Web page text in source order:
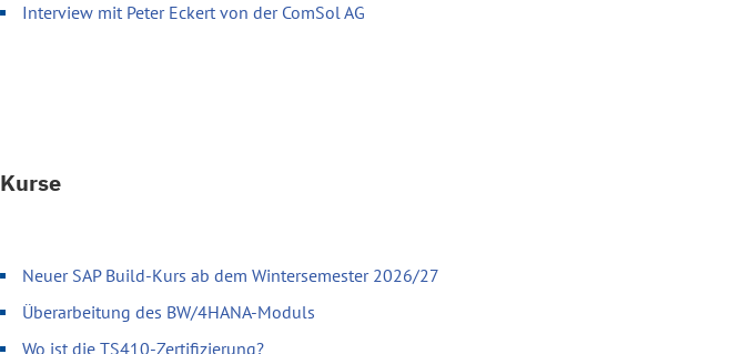
Interview mit Peter Eckert von der ComSol AG
Kurse
Neuer SAP Build-Kurs ab dem Wintersemester 2026/27
Überarbeitung des BW/4HANA-Moduls
Wo ist die TS410-Zertifizierung?